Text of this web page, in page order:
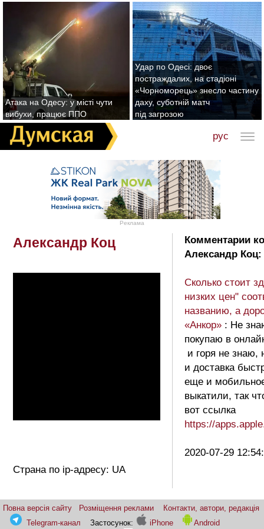
Атака на Одесу: у місті чути
вибухи, працює ППО
Удар по Одесі: двоє
постраждалих, на стадіоні
«Чорноморець» знесло частину
даху, суботній матч
під загрозою
рус
Реклама
Александр Коц
Страна по ip-адресу: UA
Комментарии
Александр Коц:
Сколько стоит
низких цен"
названию, а
«Анкор» : Не
покупаю в
и горя не знаю,
и доставка
еще и
выкатили, так
вот ссылка
https://
2020-07-29
Повна версія сайту Розміщення реклами
Контакти, автори, редакція
Telegram-канал
Застосунок: iPhone
Android